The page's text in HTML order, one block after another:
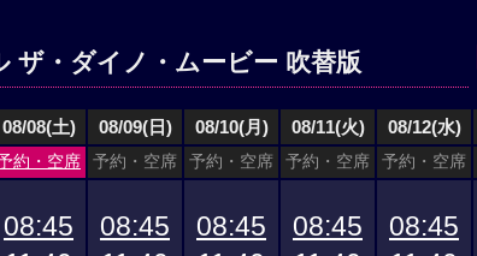
ザ・ダイノ・ムービー 吹替版
08/08(土) 08/09(日) 08/10(月) 08/11(火) 08/12(水)
約・空席 予約・空席 予約・空席 予約・空席 予約・空席
08:45
08:45
08:45
08:45
08:45